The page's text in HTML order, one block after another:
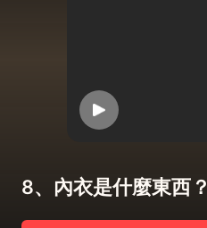
8、內衣是什麼東西？